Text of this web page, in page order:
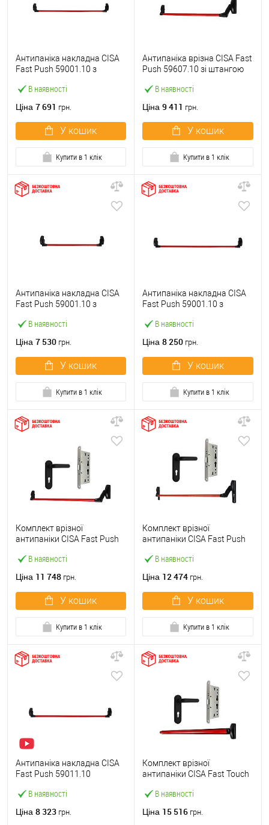
В наявності
Антипаніка накладна CISA
Fast Push 59001.10 з
мм червона
Ціна 7 691 грн.
У кошик
Купити в 1 клік
В наявності
Антипаніка врізна CISA Fast
Push 59607.10 зі штангою
Ціна 9 411 грн.
У кошик
Купити в 1 клік
В наявності
Антипаніка накладна CISA
Fast Push 59001.10 з
червона
Ціна 7 530 грн.
У кошик
Купити в 1 клік
В наявності
Антипаніка накладна CISA
Fast Push 59001.10 з
мм червона
Ціна 8 250 грн.
У кошик
Купити в 1 клік
В наявності
Комплект врізної
антипаніки CISA Fast Push
із замком та ручкою
Ціна 11 748 грн.
У кошик
Купити в 1 клік
В наявності
Комплект врізної
антипаніки CISA Fast Push
червоний із замком та
Ціна 12 474 грн.
У кошик
Купити в 1 клік
В наявності
Антипаніка накладна CISA
Fast Push 59011.10
штангою 1200 мм червона
Ціна 8 323 грн.
В наявності
Комплект врізної
антипаніки CISA Fast Touch
із замком та ручкою
Ціна 15 516 грн.